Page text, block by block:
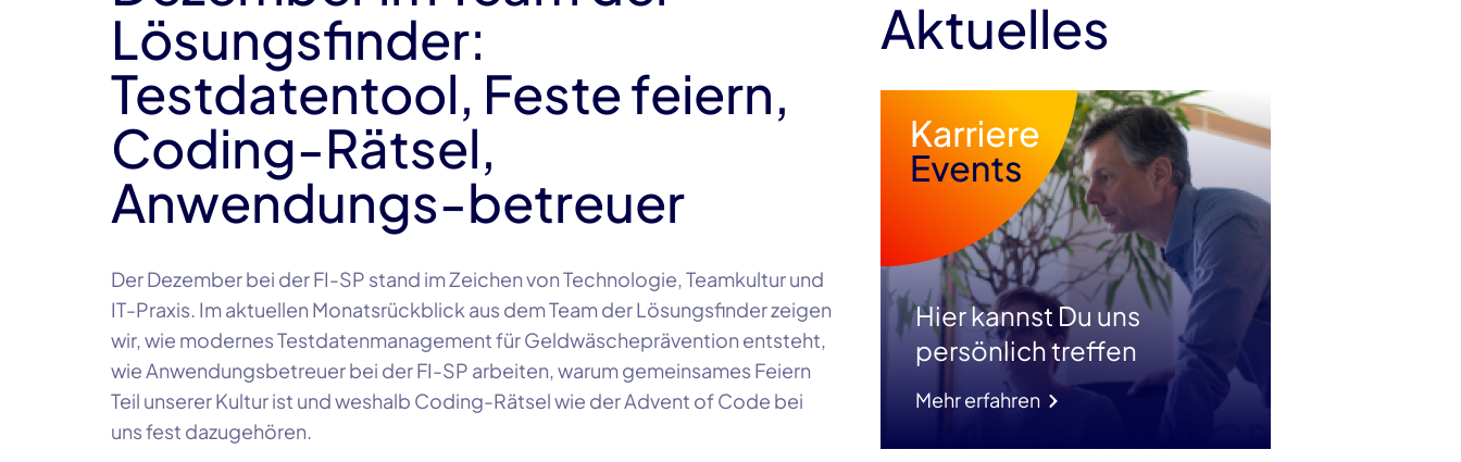
Lösungsfinder:
Testdatentool, Feste feiern,
Coding-Rätsel,
Anwendungs-betreuer
Der Dezember bei der FI-SP stand im Zeichen von Technologie, Teamkultur und
IT-Praxis. Im aktuellen Monatsrückblick aus dem Team der Lösungsfinder zeigen
wir, wie modernes Testdatenmanagement für Geldwäscheprävention entsteht,
wie Anwendungsbetreuer bei der FI-SP arbeiten, warum gemeinsames Feiern
Teil unserer Kultur ist und weshalb Coding-Rätsel wie der Advent of Code bei
uns fest dazugehören.
Aktuelles
Hier kannst Du uns
persönlich treffen
Mehr erfahren